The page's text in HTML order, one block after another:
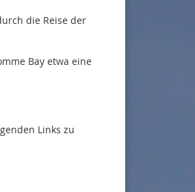
die Reise der
Bay etwa eine
Links zu